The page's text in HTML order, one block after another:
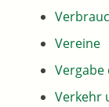
Vereine
Verkehr